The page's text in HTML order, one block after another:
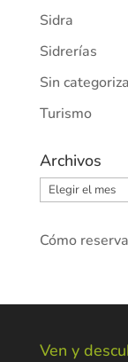
Sidra
Sidrerías
Sin
Turismo
Archivos
Archivos
Cómo
Ven y